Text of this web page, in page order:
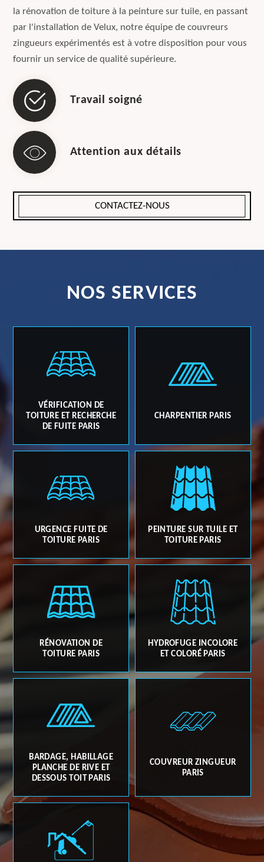
la rénovation de toiture à la peinture sur tuile, en passant
par l'installation de Velux, notre équipe de couvreurs
zingueurs expérimentés est à votre disposition pour vous
fournir un service de qualité supérieure.
Travail soigné
Attention aux détails
CONTACTEZ-NOUS
NOS SERVICES
VÉRIFICATION DE
TOITURE ET RECHERCHE
DE FUITE PARIS
CHARPENTIER PARIS
URGENCE FUITE DE
TOITURE PARIS
PEINTURE SUR TUILE ET
TOITURE PARIS
RÉNOVATION DE
TOITURE PARIS
HYDROFUGE INCOLORE
ET COLORÉ PARIS
BARDAGE, HABILLAGE
PLANCHE DE RIVE ET
DESSOUS TOIT PARIS
COUVREUR ZINGUEUR
PARIS